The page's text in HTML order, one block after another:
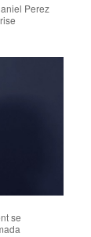
Perez
se